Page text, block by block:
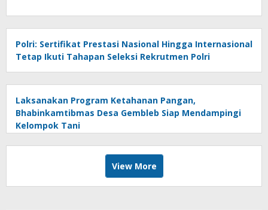
Polri: Sertifikat Prestasi Nasional Hingga Internasional
Tetap Ikuti Tahapan Seleksi Rekrutmen Polri
Laksanakan Program Ketahanan Pangan,
Bhabinkamtibmas Desa Gembleb Siap Mendampingi
Kelompok Tani
View More